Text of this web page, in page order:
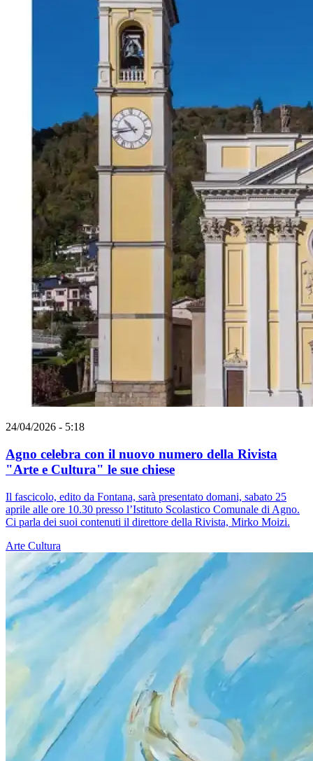
24/04/2026 - 5:18
Agno celebra con il nuovo numero della Rivista
"Arte e Cultura" le sue chiese
Il fascicolo, edito da Fontana, sarà presentato domani, sabato 25
aprile alle ore 10.30 presso l’Istituto Scolastico Comunale di Agno.
Ci parla dei suoi contenuti il direttore della Rivista, Mirko Moizi.
Arte Cultura